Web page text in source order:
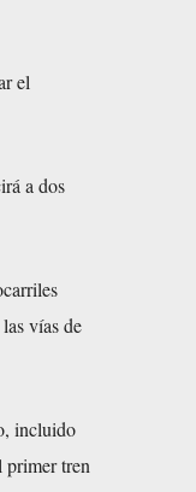
el
a dos
vías de
incluido
primer tren